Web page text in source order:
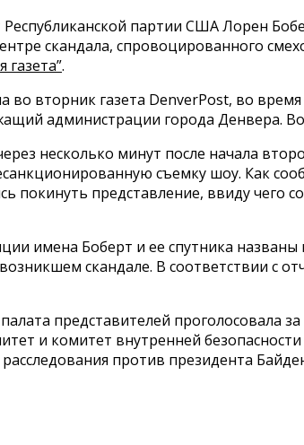
Республиканской партии США Лорен
скандала, спровоцированного
газета”.
во вторник газета DenverPost, во
администрации города Денвера.
несколько минут после начала
съемку шоу. Как
покинуть представление, ввиду
имена Боберт и ее спутника
скандале. В соответствии с
представителей проголосовала
и комитет внутренней
против президента